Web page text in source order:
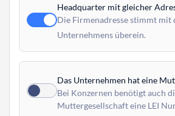
Headquarter mit gleicher
Die Firmenadresse stimmt mit
Unternehmens überein.
Das Unternehmen hat eine
Bei Konzernen benötigt auch
Muttergesellschaft eine LEI